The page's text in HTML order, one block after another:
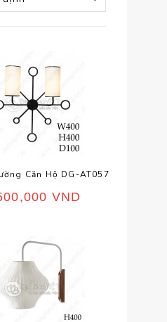
Căn Hộ DG-AT057
VND